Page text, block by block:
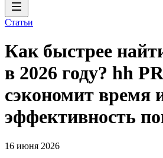
Статьи
Как быстрее
в 2026 году? hh
сэкономит время
эффективность
16 июня 2026